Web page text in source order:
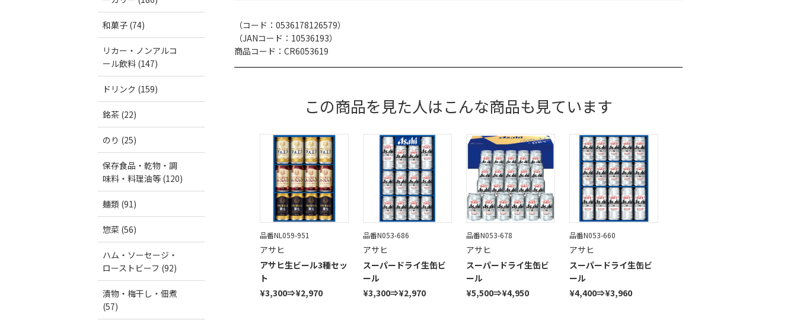
（コード： 0536178126579）
（JANコード： 10536193）
商品コード：CR6053619
この商品を見た人はこんな商品も見ています
品番NL059-951
アサヒ
アサヒ生ビール3種セッ
ト
¥3,300⇒¥2,970
品番N053-686
アサヒ
スーパードライ生缶ビ
ール
¥3,300⇒¥2,970
品番N053-678
アサヒ
スーパードライ生缶ビ
ール
¥5,500⇒¥4,950
品番N053-660
アサヒ
スーパードライ生缶ビ
ール
¥4,400⇒¥3,960
和菓子 (74)
リカー・ノンアルコ
ール飲料 (147)
ドリンク (159)
銘茶 (22)
のり (25)
保存食品・乾物・調
味料・料理油等 (120)
麺類 (91)
惣菜 (56)
ハム・ソーセージ・
ローストビーフ (92)
漬物・梅干し・佃煮
(57)